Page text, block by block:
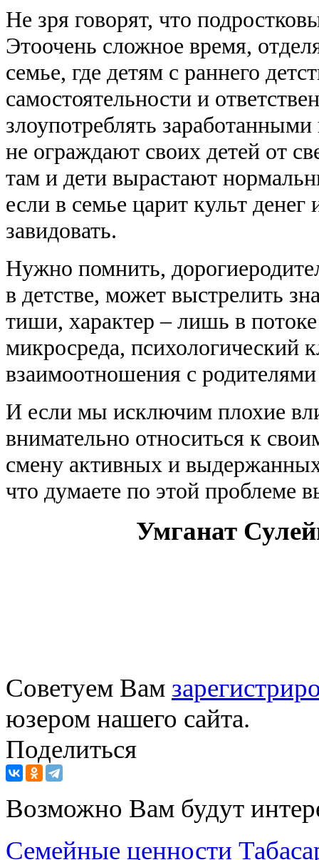
Не зря говорят, что
Этоочень сложное время,
семье, где детям с раннего
самостоятельности и
злоупотреблять
не ограждают своих детей от
там и дети вырастают
если в семье царит культ
завидовать.
Нужно помнить,
в детстве, может выстрелить
тиши, характер – лишь в
микросреда, психологический
взаимоотношения с родителями
И если мы исключим плохие
внимательно относиться к
смену активных и
что думаете по этой проблеме
Умганат
Советуем Вам
юзером нашего сайта.
Поделиться
Возможно Вам будут
Семейные ценности